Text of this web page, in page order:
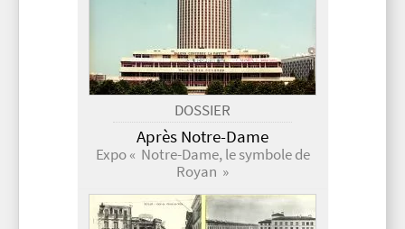
DOSSIER
Après Notre-Dame
Expo « Notre-Dame, le symbole de
Royan »